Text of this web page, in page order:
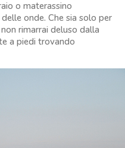
o materassino
onde. Che sia solo per
rimarrai deluso dalla
a piedi trovando